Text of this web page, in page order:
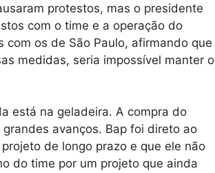
protestos, mas o presidente
com o time e a operação do
com os de São Paulo, afirmando que
medidas, seria impossível manter o
está na geladeira. A compra do
avanços. Bap foi direto ao
de longo prazo e que ele não
do time por um projeto que ainda